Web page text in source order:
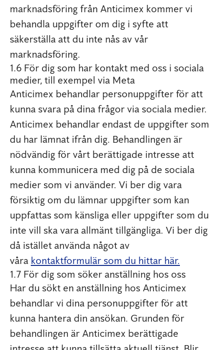
marknadsföring från Anticimex kommer vi
behandla uppgifter om dig i syfte att
säkerställa att du inte nås av vår
marknadsföring.
1.6 För dig som har kontakt med oss i sociala
medier, till exempel via Meta
Anticimex behandlar personuppgifter för att
kunna svara på dina frågor via sociala medier.
Anticimex behandlar endast de uppgifter som
du har lämnat ifrån dig. Behandlingen är
nödvändig för vårt berättigade intresse att
kunna kommunicera med dig på de sociala
medier som vi använder. Vi ber dig vara
försiktig om du lämnar uppgifter som kan
uppfattas som känsliga eller uppgifter som du
inte vill ska vara allmänt tillgängliga. Vi ber dig
då istället använda något av
våra kontaktformulär som du hittar här.
1.7 För dig som söker anställning hos oss
Har du sökt en anställning hos Anticimex
behandlar vi dina personuppgifter för att
kunna hantera din ansökan. Grunden för
behandlingen är Anticimex berättigade